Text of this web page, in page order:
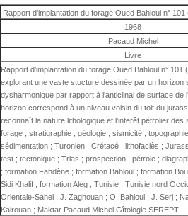
Rapport d'implantation du forage Oued Bahloul n° 101
1968
Pacaud Michel
Livre
Rapport d'implantation du forage Oued Bahloul n° 101
explorant une vaste stucture dessinée par un horizon
dysharmonique par rapport à l'anticlinal de surface de
horizon correspond à un niveau voisin du toit du
reconnaît la nature lithologique et l'interêt pétrolier des
forage ; stratigraphie ; géologie ; sismicité ;
sédimentation ; Turonien ; Crétacé ; lithofaciès ;
test ; tectonique ; Trias ; prospection ; pétrole ;
; formation Fahdène ; formation Bahloul ; formation
Sidi Khalif ; formation Aleg ; Tunisie ; Tunisie nord
Orientale-Sahel ; J. Zaghouan ; O. Bahloul ; J. Serj ;
Kairouan ; Maktar Pacaud Michel Gîtologie SEREPT